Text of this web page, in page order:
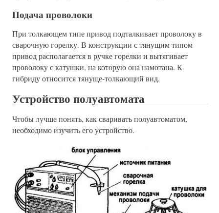
Подача проволоки
При толкающем типе привод подталкивает проволоку в
сварочную горелку. В конструкции с тянущим типом
привод располагается в ручке горелки и вытягивает
проволоку с катушки, на которую она намотана. К
гибриду относится тянуще-толкающий вид.
Устройство полуавтомата
Чтобы лучше понять, как сваривать полуавтоматом,
необходимо изучить его устройство.